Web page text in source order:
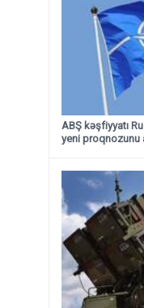
ABŞ kəşfiyyatı
yeni proqnozunu